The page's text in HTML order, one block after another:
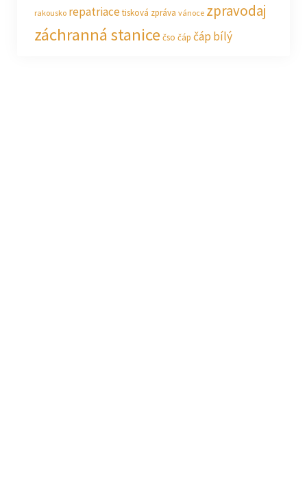
rakousko repatriacetisková zpráva vánoce zpravodaj
záchranná stanice čso čáp čáp bílý